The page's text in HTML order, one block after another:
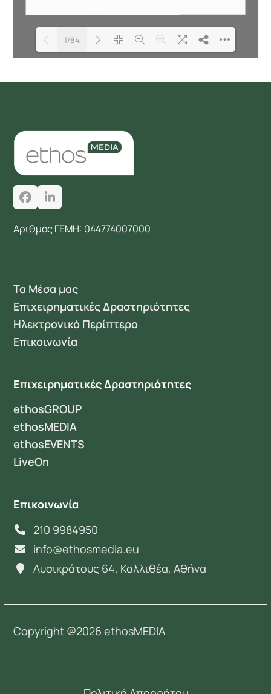
1/84
Facebook
LinkedIn
Αριθμός ΓΕΜΗ: 044774007000
Τα Μέσα μας
Επιχειρηματικές Δραστηριότητες
Ηλεκτρονικό Περίπτερο
Επικοινωνία
Επιχειρηματικές Δραστηριότητες
ethosGROUP
ethosMEDIA
ethosEVENTS
LiveOn
Επικοινωνία
210 9984950
info@ethosmedia.eu
Λυσικράτους 64, Καλλιθέα, Αθήνα
Copyright @2026 ethosMEDIA